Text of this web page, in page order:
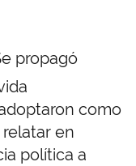
propagó
como
en
política a